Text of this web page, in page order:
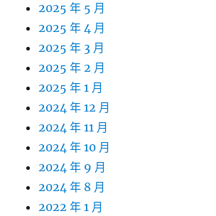
2025 年 5 月
2025 年 4 月
2025 年 3 月
2025 年 2 月
2025 年 1 月
2024 年 12 月
2024 年 11 月
2024 年 10 月
2024 年 9 月
2024 年 8 月
2022 年 1 月